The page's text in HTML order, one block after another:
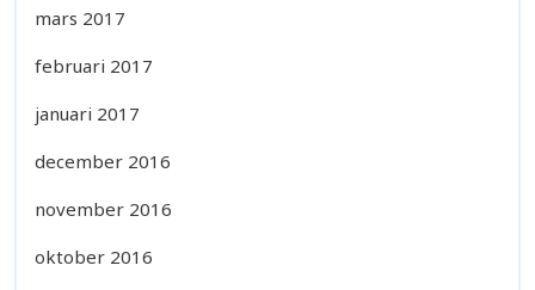
mars 2017
februari 2017
januari 2017
december 2016
november 2016
oktober 2016